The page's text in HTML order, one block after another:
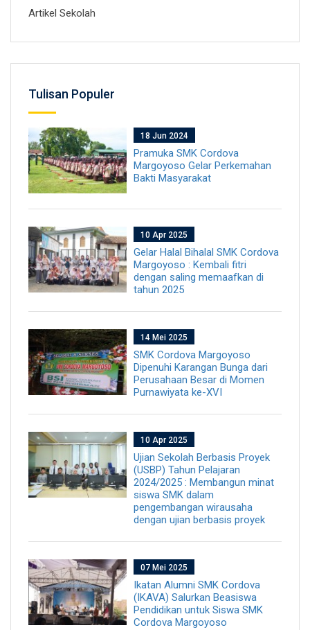
Artikel Sekolah
Tulisan Populer
18 Jun 2024
Pramuka SMK Cordova
Margoyoso Gelar Perkemahan
Bakti Masyarakat
10 Apr 2025
Gelar Halal Bihalal SMK Cordova
Margoyoso : Kembali fitri
dengan saling memaafkan di
tahun 2025
14 Mei 2025
SMK Cordova Margoyoso
Dipenuhi Karangan Bunga dari
Perusahaan Besar di Momen
Purnawiyata ke-XVI
10 Apr 2025
Ujian Sekolah Berbasis Proyek
(USBP) Tahun Pelajaran
2024/2025 : Membangun minat
siswa SMK dalam
pengembangan wirausaha
dengan ujian berbasis proyek
07 Mei 2025
Ikatan Alumni SMK Cordova
(IKAVA) Salurkan Beasiswa
Pendidikan untuk Siswa SMK
Cordova Margoyoso